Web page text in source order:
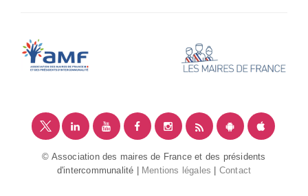
© Association des maires de France et des présidents
d'intercommunalité |
Mentions légales Contact